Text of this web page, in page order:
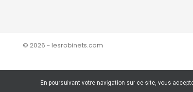
© 2026 - lesrobinets.com
En poursuivant votre navigation sur ce site, vous